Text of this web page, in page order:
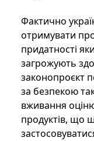
Фактично
отримувати
придатності
загрожують
законопроєкт
за безпекою
вживання
продуктів, що